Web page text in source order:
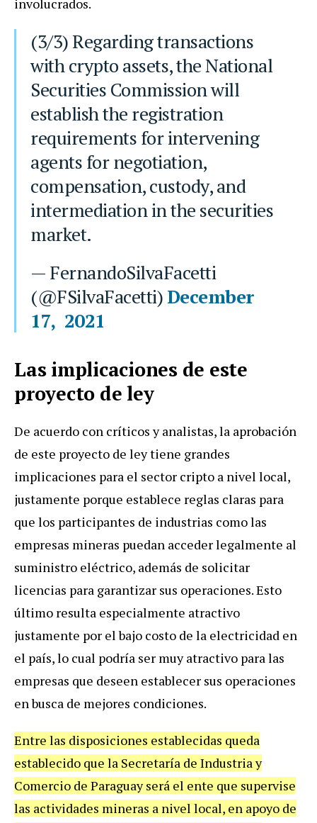
involucrados.
(3/3) Regarding transactions
with crypto assets, the National
Securities Commission will
establish the registration
requirements for intervening
agents for negotiation,
compensation, custody, and
intermediation in the securities
market.
— FernandoSilvaFacetti
(@FSilvaFacetti) December
17, 2021
Las implicaciones de este
proyecto de ley
De acuerdo con críticos y analistas, la aprobación
de este proyecto de ley tiene grandes
implicaciones para el sector cripto a nivel local,
justamente porque establece reglas claras para
que los participantes de industrias como las
empresas mineras puedan acceder legalmente al
suministro eléctrico, además de solicitar
licencias para garantizar sus operaciones. Esto
último resulta especialmente atractivo
justamente por el bajo costo de la electricidad en
el país, lo cual podría ser muy atractivo para las
empresas que deseen establecer sus operaciones
en busca de mejores condiciones.
Entre las disposiciones establecidas queda
establecido que la Secretaría de Industria y
Comercio de Paraguay será el ente que supervise
las actividades mineras a nivel local, en apoyo de